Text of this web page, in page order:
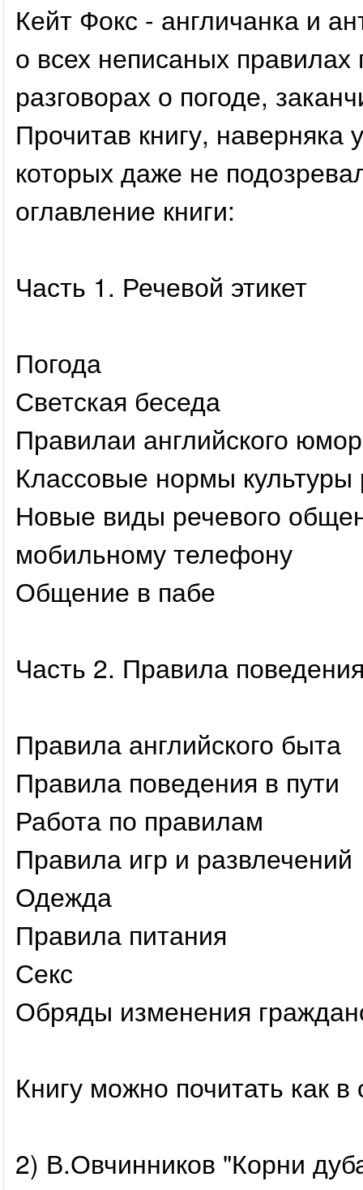
Кейт Фокс - англичанка и
о всех неписаных
разговорах о погоде,
Прочитав книгу, наверняка
которых даже не
оглавление книги:
Часть 1. Речевой этикет
Погода
Светская беседа
Правилаи английского
Классовые нормы культуры
Новые виды речевого
мобильному телефону
Общение в пабе
Часть 2. Правила
Правила английского быта
Правила поведения в пути
Работа по правилам
Правила игр и развлечений
Одежда
Правила питания
Секс
Обряды изменения
Книгу можно почитать как
2) В.Овчинников "Корни